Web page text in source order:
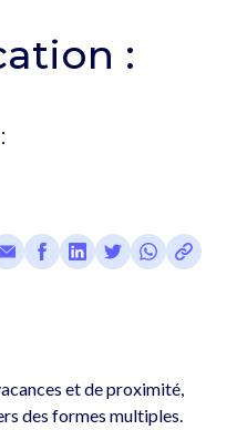
:
et de proximité,
des formes multiples.